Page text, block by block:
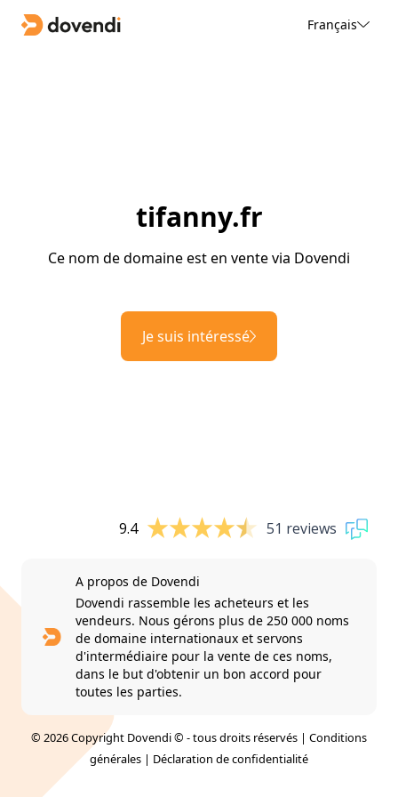
Français
tifanny.fr
Ce nom de domaine est en vente via Dovendi
Je suis intéressé
9.4 51 reviews
A propos de Dovendi
Dovendi rassemble les acheteurs et les
vendeurs. Nous gérons plus de 250 000 noms
de domaine internationaux et servons
d'intermédiaire pour la vente de ces noms,
dans le but d'obtenir un bon accord pour
toutes les parties.
© 2026 Copyright Dovendi © - tous droits réservés | Conditions
générales | Déclaration de confidentialité